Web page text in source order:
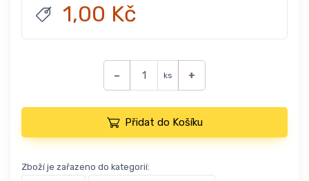
1,00 Kč
− ks +
Přidat do Košíku
Zboží je zařazeno do kategorií: